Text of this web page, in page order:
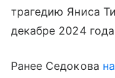
трагедию Яниса
декабре 2024
Ранее Седокова